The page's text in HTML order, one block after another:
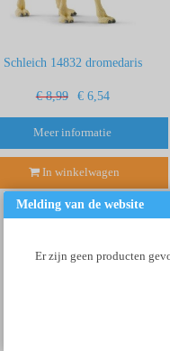
Melding van de website
Er zijn geen producten
Schleich 14832 dromedaris
€ 8,99 € 6,54
Meer informatie
In winkelwagen